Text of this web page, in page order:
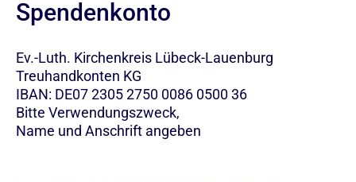
Spendenkonto
Ev.-Luth. Kirchenkreis Lübeck-Lauenburg
Treuhandkonten KG
IBAN: DE07 2305 2750 0086 0500 36
Bitte Verwendungszweck,
Name und Anschrift angeben